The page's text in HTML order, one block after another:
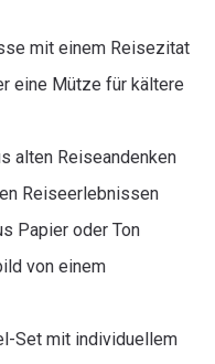
mit einem Reisezitat
eine Mütze für kältere
alten Reiseandenken
Reiseerlebnissen
Papier oder Ton
von einem
Set mit individuellem